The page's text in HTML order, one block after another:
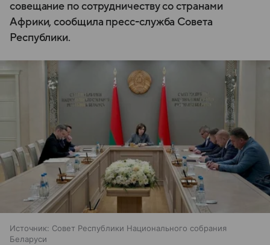
совещание по сотрудничеству со странами
Африки, сообщила пресс-служба Совета
Республики.
Источник: Совет Республики Национального собрания
Беларуси